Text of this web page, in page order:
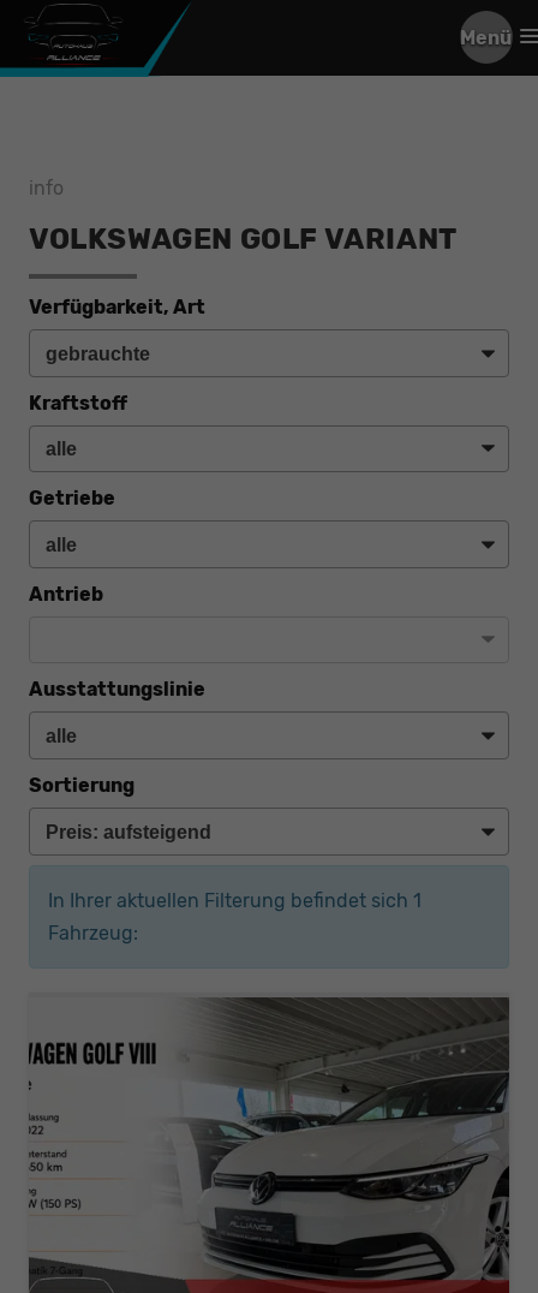
Menü
info
VOLKSWAGEN GOLF VARIANT
Verfügbarkeit, Art
Kraftstoff
Getriebe
Antrieb
Ausstattungslinie
Sortierung
In Ihrer aktuellen Filterung befindet sich 1
Fahrzeug: